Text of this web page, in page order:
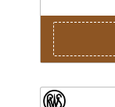
Nein •
Plinking /